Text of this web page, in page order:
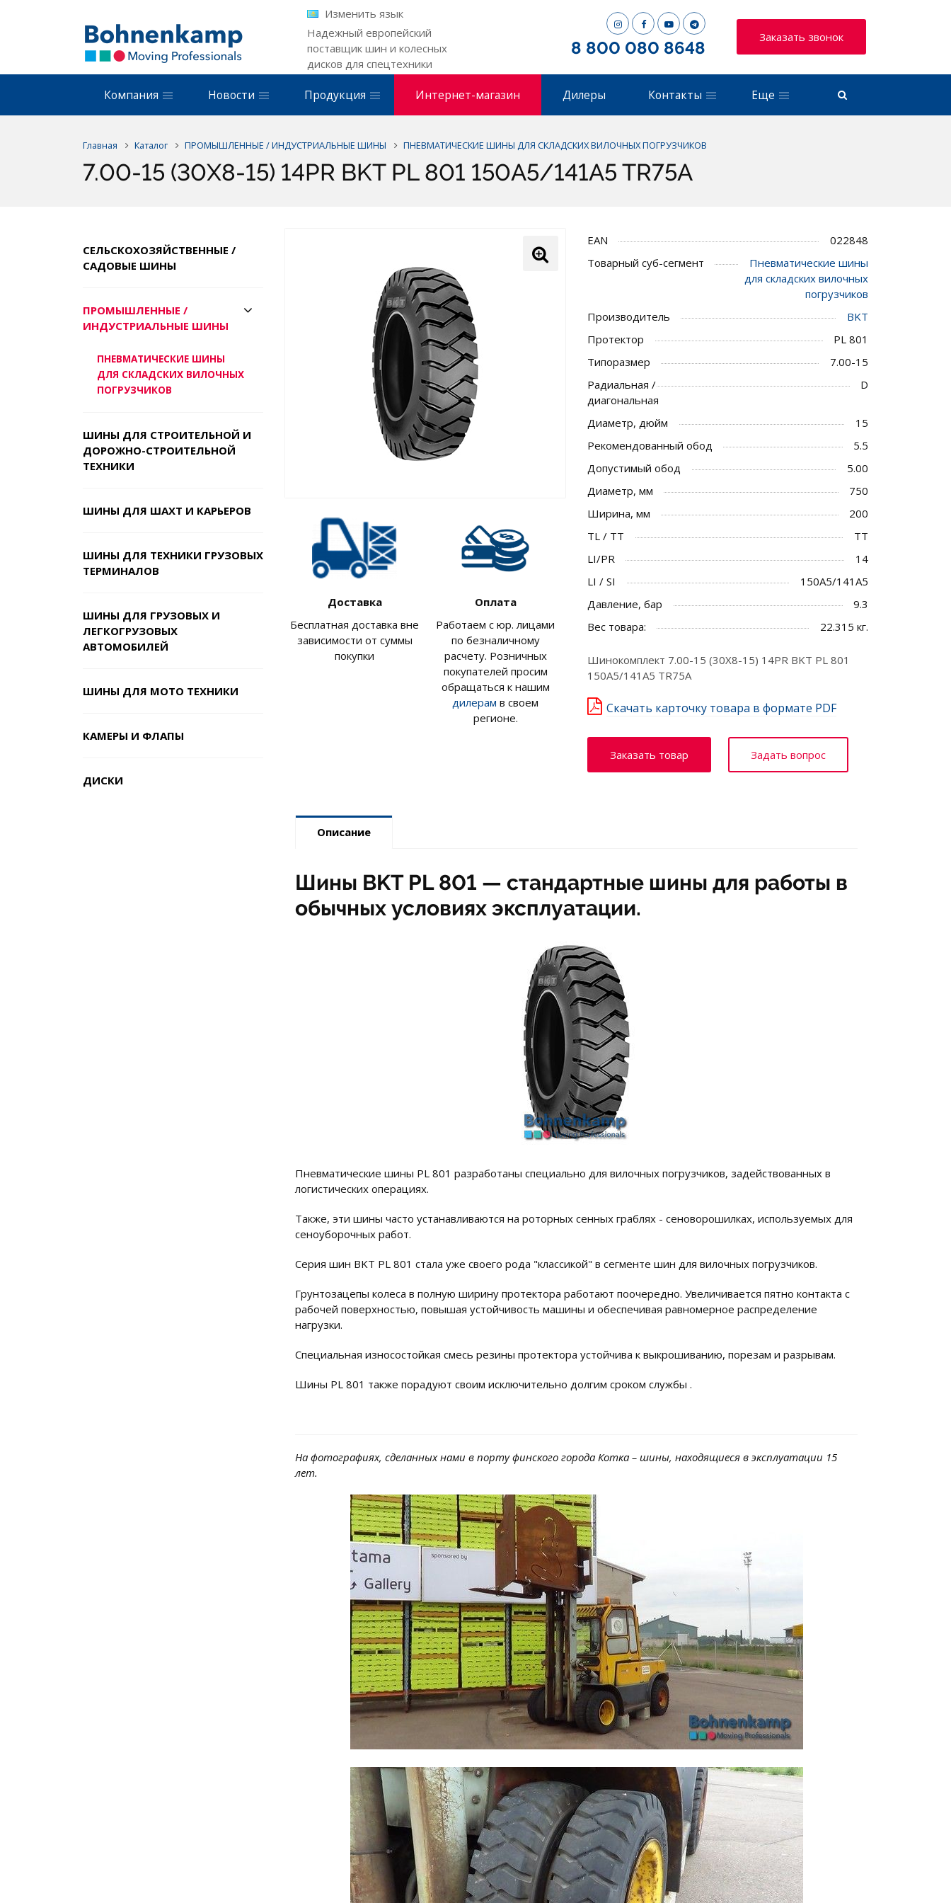
Изменить язык
Надежный европейский
поставщик шин и колесных
дисков для спецтехники
8 800 080 8648
Заказать звонок
Компания Новости Продукция Интернет-магазин Дилеры Контакты Еще
Главная Каталог ПРОМЫШЛЕННЫЕ / ИНДУСТРИАЛЬНЫЕ ШИНЫ ПНЕВМАТИЧЕСКИЕ ШИНЫ ДЛЯ СКЛАДСКИХ ВИЛОЧНЫХ ПОГРУЗЧИКОВ
7.00-15 (30X8-15) 14PR BKT PL 801 150A5/141A5 TR75A
СЕЛЬСКОХОЗЯЙСТВЕННЫЕ /
САДОВЫЕ ШИНЫ
ПРОМЫШЛЕННЫЕ /
ИНДУСТРИАЛЬНЫЕ ШИНЫ
ПНЕВМАТИЧЕСКИЕ ШИНЫ
ДЛЯ СКЛАДСКИХ ВИЛОЧНЫХ
ПОГРУЗЧИКОВ
ШИНЫ ДЛЯ СТРОИТЕЛЬНОЙ И
ДОРОЖНО-СТРОИТЕЛЬНОЙ
ТЕХНИКИ
ШИНЫ ДЛЯ ШАХТ И КАРЬЕРОВ
ШИНЫ ДЛЯ ТЕХНИКИ ГРУЗОВЫХ
ТЕРМИНАЛОВ
ШИНЫ ДЛЯ ГРУЗОВЫХ И
ЛЕГКОГРУЗОВЫХ
АВТОМОБИЛЕЙ
ШИНЫ ДЛЯ МОТО ТЕХНИКИ
КАМЕРЫ И ФЛАПЫ
ДИСКИ
Доставка
Бесплатная доставка вне
зависимости от суммы
покупки
Оплата
Работаем с юр. лицами
по безналичному
расчету. Розничных
покупателей просим
обращаться к нашим
дилерам в своем
регионе.
EAN
022848
Товарный суб-сегмент
Пневматические шины
для складских вилочных
погрузчиков
Производитель
BKT
Протектор
PL 801
Типоразмер
7.00-15
Радиальная /
диагональная
D
Диаметр, дюйм
15
Рекомендованный обод
5.5
Допустимый обод
5.00
Диаметр, мм
750
Ширина, мм
200
TL / TT
TT
LI/PR
14
LI / SI
150A5/141A5
Давление, бар
9.3
Вес товара:
22.315 кг.
Шинокомплект 7.00-15 (30X8-15) 14PR BKT PL 801
150A5/141A5 TR75A
Скачать карточку товара в формате PDF
Заказать товар Задать вопрос
Описание
Шины BKT PL 801 — стандартные шины для работы в
обычных условиях эксплуатации.
Пневматические шины PL 801 разработаны специально для вилочных погрузчиков, задействованных в
логистических операциях.
Также, эти шины часто устанавливаются на роторных сенных граблях - сеноворошилках, используемых для
сеноуборочных работ.
Серия шин BKT PL 801 стала уже своего рода "классикой" в сегменте шин для вилочных погрузчиков.
Грунтозацепы колеса в полную ширину протектора работают поочередно. Увеличивается пятно контакта с
рабочей поверхностью, повышая устойчивость машины и обеспечивая равномерное распределение
нагрузки.
Специальная износостойкая смесь резины протектора устойчива к выкрошиванию, порезам и разрывам.
Шины PL 801 также порадуют своим исключительно долгим сроком службы .
На фотографиях, сделанных нами в порту финского города Котка – шины, находящиеся в эксплуатации 15
лет.